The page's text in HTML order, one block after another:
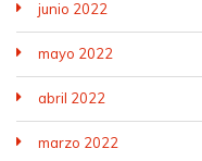
junio 2022
mayo 2022
abril 2022
marzo 2022